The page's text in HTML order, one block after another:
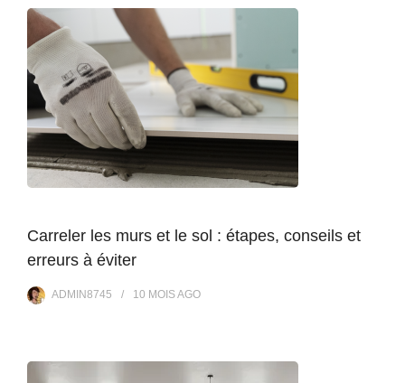
Carreler les murs et le sol : étapes, conseils et
erreurs à éviter
ADMIN8745 10 MOISAGO